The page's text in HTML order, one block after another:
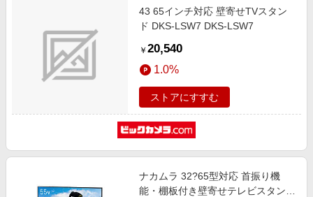
43 65インチ対応 壁寄せTVスタン
ド DKS-LSW7 DKS-LSW7
￥ 20,540
1.0%
ストアにすすむ
ナカムラ 32?65型対応 首振り機
能・棚板付き壁寄せテレビスタンド